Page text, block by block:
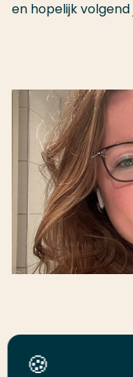
Stel je vraag